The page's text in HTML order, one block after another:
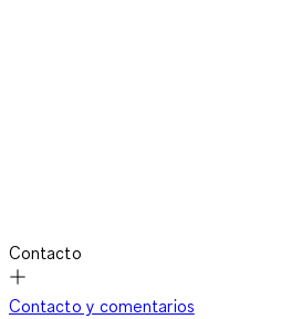
Contacto
Contacto y comentarios